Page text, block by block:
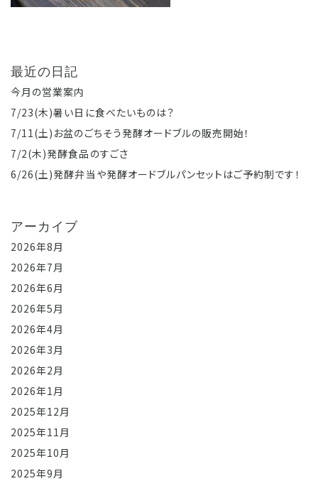
最近の日記
今月の営業案内
7/23(木)暑い日に食べたいものは？
7/11(土)お盆のごちそう発酵オードブルの販売開始！
7/2(木)発酵食品のすごさ
6/26(土)発酵弁当や発酵オードブルパンセットはご予約制です！
アーカイブ
2026年8月
2026年7月
2026年6月
2026年5月
2026年4月
2026年3月
2026年2月
2026年1月
2025年12月
2025年11月
2025年10月
2025年9月